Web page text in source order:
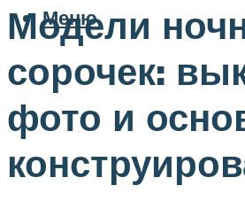
Меню
Модели
сорочек:
фото и